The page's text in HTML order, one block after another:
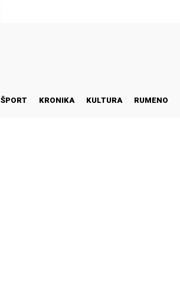
ŠPORT KRONIKA KULTURA RUMENO